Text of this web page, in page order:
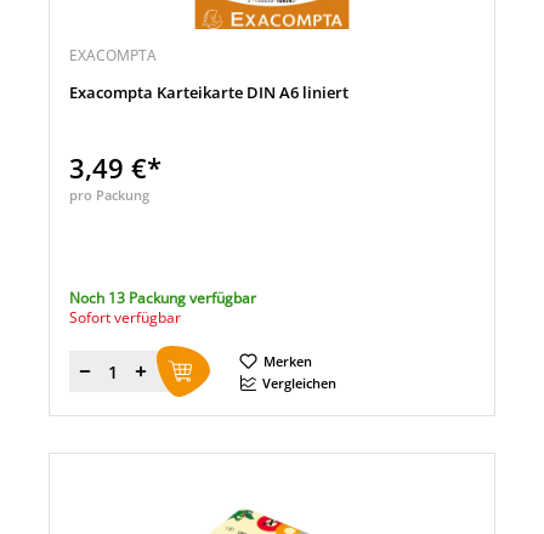
EXACOMPTA
Exacompta Karteikarte DIN A6 liniert
3,49 €*
pro Packung
Noch 13 Packung verfügbar
Sofort verfügbar
Menge
Merken
Vergleichen